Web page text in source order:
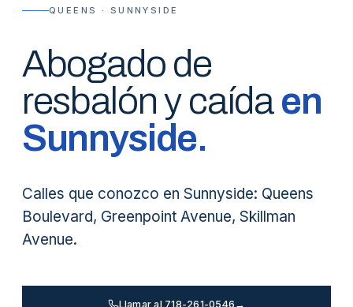
QUEENS · SUNNYSIDE
Abogado de
resbalón y caída en
Sunnyside.
Calles que conozco en Sunnyside: Queens
Boulevard, Greenpoint Avenue, Skillman
Avenue.
Llamar al 718-261-0546 →